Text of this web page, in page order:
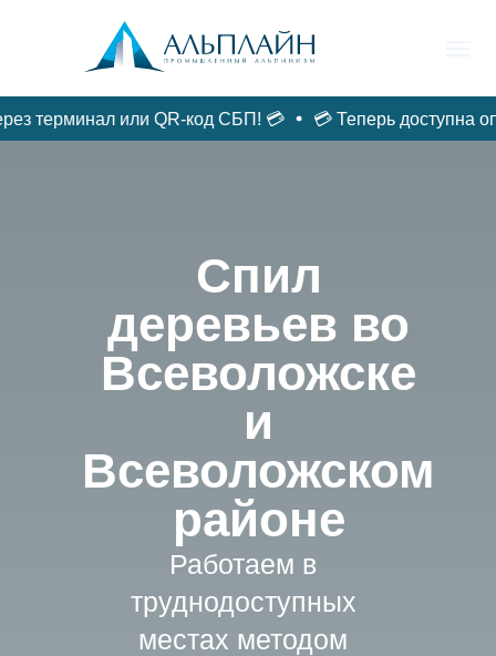
ГЛАВНАЯ
ФАСАДЫ /
РЕМОНТ
терминал или QR-код СБП! 💳 💳 Теперь доступна
Работаем в
труднодоступных
местах методом
Спил
деревьев во
Всеволожске
и
Всеволожском
районе